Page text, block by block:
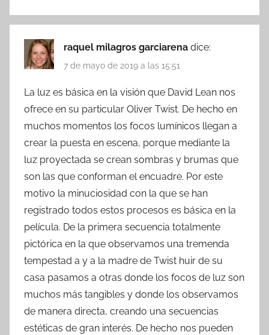
raquel milagros garciarena dice:
7 de mayo de 2019 a las 15:51
La luz es básica en la visión que David Lean nos
ofrece en su particular Oliver Twist. De hecho en
muchos momentos los focos lumínicos llegan a
crear la puesta en escena, porque mediante la
luz proyectada se crean sombras y brumas que
son las que conforman el encuadre. Por este
motivo la minuciosidad con la que se han
registrado todos estos procesos es básica en la
película. De la primera secuencia totalmente
pictórica en la que observamos una tremenda
tempestad a y a la madre de Twist huir de su
casa pasamos a otras donde los focos de luz son
muchos más tangibles y donde los observamos
de manera directa, creando una secuencias
estéticas de gran interés. De hecho nos pueden